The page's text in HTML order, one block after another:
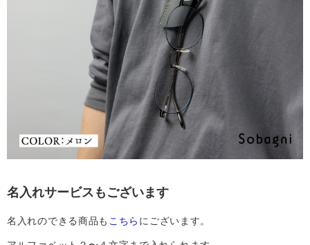
名入れサービスもございます
名入れのできる商品も こちら にございます。